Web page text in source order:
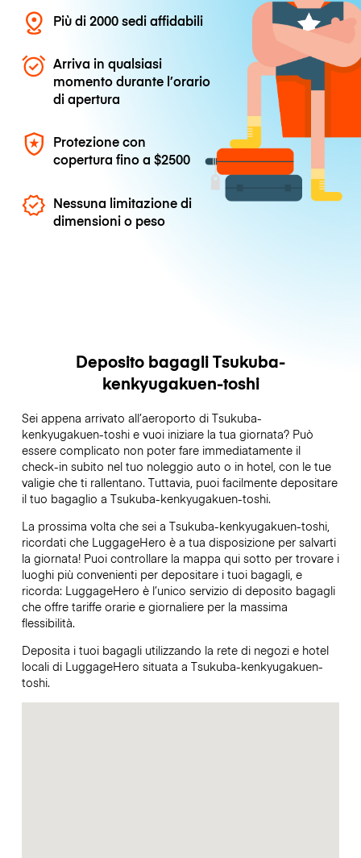
Più di 2000 sedi affidabili
Arriva in qualsiasi
momento durante l’orario
di apertura
Protezione con
copertura fino a$2500
Nessuna limitazione di
dimensioni o peso
Deposito bagagli Tsukuba-
kenkyugakuen-toshi
Sei appena arrivato all’aeroporto di Tsukuba-
kenkyugakuen-toshi e vuoi iniziare la tua giornata? Può
essere complicato non poter fare immediatamente il
check-in subito nel tuo noleggio auto o in hotel, con le tue
valigie che ti rallentano. Tuttavia, puoi facilmente depositare
il tuo bagaglio a Tsukuba-kenkyugakuen-toshi.
La prossima volta che sei a Tsukuba-kenkyugakuen-toshi,
ricordati che LuggageHero è a tua disposizione per salvarti
la giornata! Puoi controllare la mappa qui sotto per trovare i
luoghi più convenienti per depositare i tuoi bagagli, e
ricorda: LuggageHero è l’unico servizio di deposito bagagli
che offre tariffe orarie e giornaliere per la massima
flessibilità.
Deposita i tuoi bagagli utilizzando la rete di negozi e hotel
locali di LuggageHero situata a Tsukuba-kenkyugakuen-
toshi.